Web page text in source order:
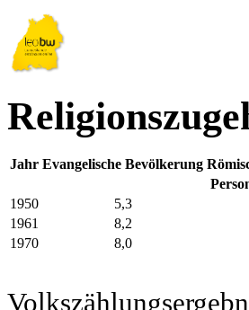
Jahr Evangelische Bevölkerung
1950
5,3
1961
8,2
1970
8,0